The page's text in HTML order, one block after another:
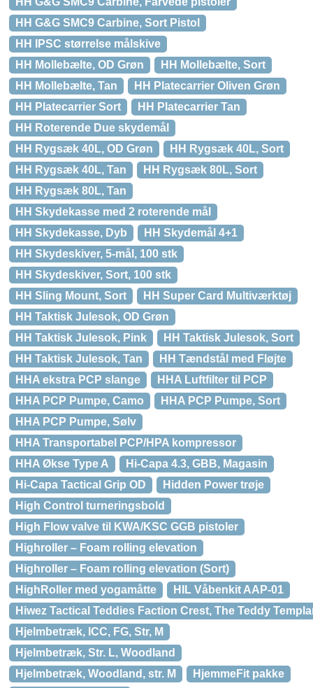
HH G&G SMC9 Carbine, Sort Pistol
HH IPSC størrelse målskive
HH Mollebælte, OD Grøn
HH Mollebælte, Sort
HH Mollebælte, Tan
HH Platecarrier Oliven Grøn
HH Platecarrier Sort
HH Platecarrier Tan
HH Roterende Due skydemål
HH Rygsæk 40L, OD Grøn
HH Rygsæk 40L, Sort
HH Rygsæk 40L, Tan
HH Rygsæk 80L, Sort
HH Rygsæk 80L, Tan
HH Skydekasse med 2 roterende mål
HH Skydekasse, Dyb
HH Skydemål 4+1
HH Skydeskiver, 5-mål, 100 stk
HH Skydeskiver, Sort, 100 stk
HH Sling Mount, Sort
HH Super Card Multiværktøj
HH Taktisk Julesok, OD Grøn
HH Taktisk Julesok, Pink
HH Taktisk Julesok, Sort
HH Taktisk Julesok, Tan
HH Tændstål med Fløjte
HHA ekstra PCP slange
HHA Luftfilter til PCP
HHA PCP Pumpe, Camo
HHA PCP Pumpe, Sort
HHA PCP Pumpe, Sølv
HHA Transportabel PCP/HPA kompressor
HHA Økse Type A
Hi-Capa 4.3, GBB, Magasin
Hi-Capa Tactical Grip OD
Hidden Power trøje
High Control turneringsbold
High Flow valve til KWA/KSC GGB pistoler
Highroller – Foam rolling elevation
Highroller – Foam rolling elevation (Sort)
HighRoller med yogamåtte
HIL Våbenkit AAP-01
Hiwez Tactical Teddies Faction Crest, The Teddy
Hjelmbetræk, ICC, FG, Str, M
Hjelmbetræk, Str. L, Woodland
Hjelmbetræk, Woodland, str. M
HjemmeFit pakke